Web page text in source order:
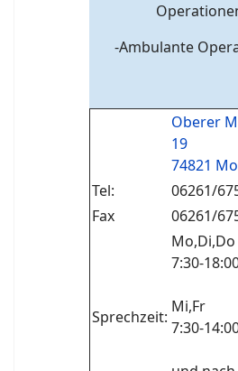
-Ambulante
Oberer
19
74821
Tel:
06261/
Fax
06261/
Sprechzeit:
Mo,Di,Do
7:30-
Mi,Fr
7:30-